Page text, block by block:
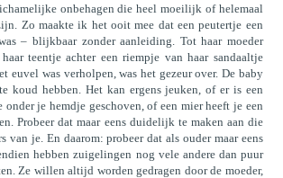
onbehagen die heel moeilijk of helemaal
Zo maakte ik het ooit mee dat een peutertje een
– blijkbaar zonder aanleiding. Tot haar moeder
teentje achter een riempje van haar sandaaltje
euvel was verholpen, was het gezeur over. De baby
koud hebben. Het kan ergens jeuken, of er is een
je hemdje geschoven, of een mier heeft je een
Probeer dat maar eens duidelijk te maken aan die
van je. En daarom: probeer dat als ouder maar eens
hebben zuigelingen nog vele andere dan puur
Ze willen altijd worden gedragen door de moeder,